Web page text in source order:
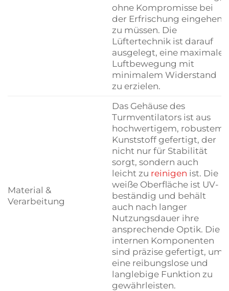
ohne Kompromisse bei
der Erfrischung eingehen
zu müssen. Die
Lüftertechnik ist darauf
ausgelegt, eine maximale
Luftbewegung mit
minimalem Widerstand
zu erzielen.
Material &
Verarbeitung
Das Gehäuse des
Turmventilators ist aus
hochwertigem, robustem
Kunststoff gefertigt, der
nicht nur für Stabilität
sorgt, sondern auch
leicht zu reinigen ist. Die
weiße Oberfläche ist UV-
beständig und behält
auch nach langer
Nutzungsdauer ihre
ansprechende Optik. Die
internen Komponenten
sind präzise gefertigt, um
eine reibungslose und
langlebige Funktion zu
gewährleisten.